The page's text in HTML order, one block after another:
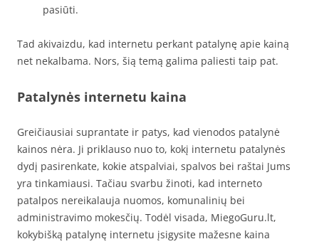
pasiūti.
Tad akivaizdu, kad internetu perkant patalynę apie kainą
net nekalbama. Nors, šią temą galima paliesti taip pat.
Patalynės internetu kaina
Greičiausiai suprantate ir patys, kad vienodos patalynė
kainos nėra. Ji priklauso nuo to, kokį internetu patalynės
dydį pasirenkate, kokie atspalviai, spalvos bei raštai Jums
yra tinkamiausi. Tačiau svarbu žinoti, kad interneto
patalpos nereikalauja nuomos, komunalinių bei
administravimo mokesčių. Todėl visada, MiegoGuru.lt,
kokybišką patalynę internetu įsigysite mažesne kaina